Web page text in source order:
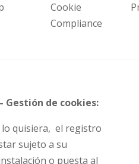
Cookie
Compliance
Gestión de cookies:
quisiera, el registro
sujeto a su
o puesta al